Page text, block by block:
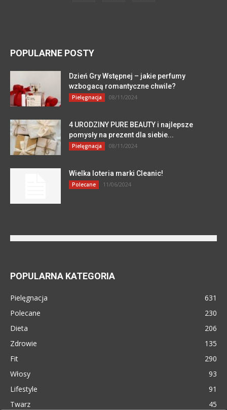
POPULARNE POSTY
Dzień Gry Wstępnej – jakie perfumy
wzbogacą romantyczne chwile?
Pielęgnacja 08/11/2024
4 URODZINY PURE BEAUTY i najlepsze
pomysły na prezent dla siebie...
Pielęgnacja 08/11/2024
Wielka loteria marki Cleanic!
Polecane 11/06/2024
POPULARNA KATEGORIA
Pielęgnacja
631
Polecane
230
Dieta
206
Zdrowie
135
Fit
290
Włosy
93
Lifestyle
91
Twarz
45